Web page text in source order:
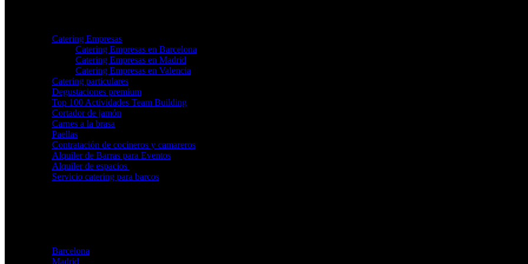
Catering Empresas
Catering Empresas en Barcelona
Catering Empresas en Madrid
Catering Empresas en Valencia
Catering particulares
Degustaciones premium
Top 100 Actividades Team Building
Cortador de jamón
Carnes a la brasa
Paellas
Contratación de cocineros y camareros
Alquiler de Barras para Eventos
Alquiler de espacios
Servicio catering para barcos
Barcelona
Madrid